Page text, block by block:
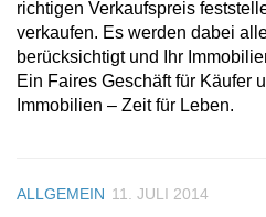
richtigen Verkaufspreis
verkaufen. Es werden dabei
berücksichtigt und Ihr
Ein Faires Geschäft für Käufer
Immobilien – Zeit für Leben.
ALLGEMEIN 11. JULI 2014